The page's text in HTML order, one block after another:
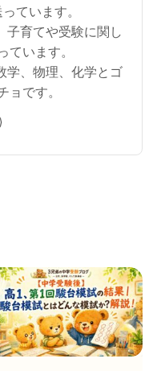
ています。
子育てや受験に関し
ています。
学、物理、化学とゴ
ョです。